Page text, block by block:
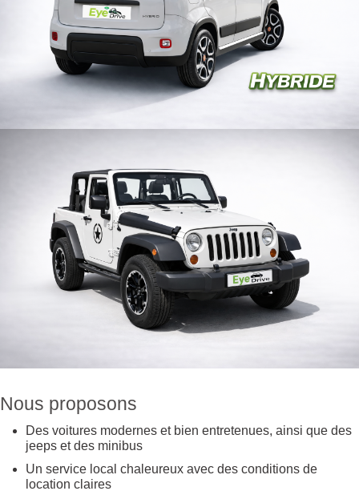
Nous proposons
Des voitures modernes et bien entretenues, ainsi que des
jeeps et des minibus
Un service local chaleureux avec des conditions de
location claires